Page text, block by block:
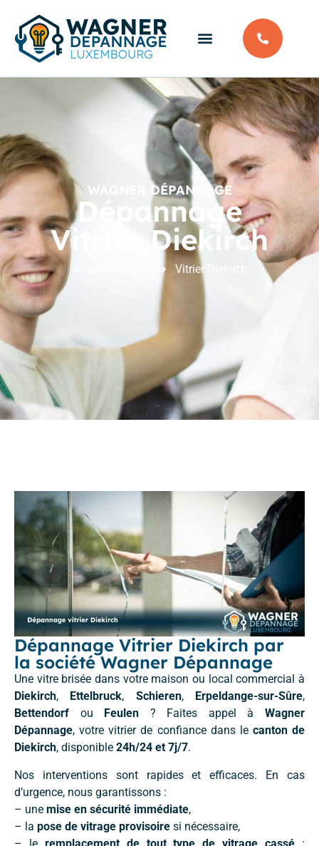
WAGNER DÉPANNAGE
Dépannage
Vitrier Diekirch
Vitrier Diekirch
Dépannage Vitrier Diekirch par
la société Wagner Dépannage
Une vitre brisée dans votre maison ou local commercial à
Diekirch, Ettelbruck, Schieren, Erpeldange-sur-Sûre,
Bettendorf ou Feulen ? Faites appel àWagner
Dépannage, votre vitrier de confiance dans le canton de
Diekirch, disponible 24h/24 et 7j/7.
Nos interventions sont rapides et efficaces. En cas
d’urgence, nous garantissons :
– une mise en sécurité immédiate,
– la pose de vitrage provisoire si nécessaire,
– le remplacement de tout type de vitrage cassé :